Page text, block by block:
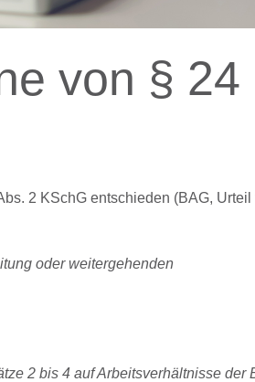
von § 24
2 KSchG entschieden (BAG, Urteil
oder weitergehenden
2 bis 4 auf Arbeitsverhältnisse der